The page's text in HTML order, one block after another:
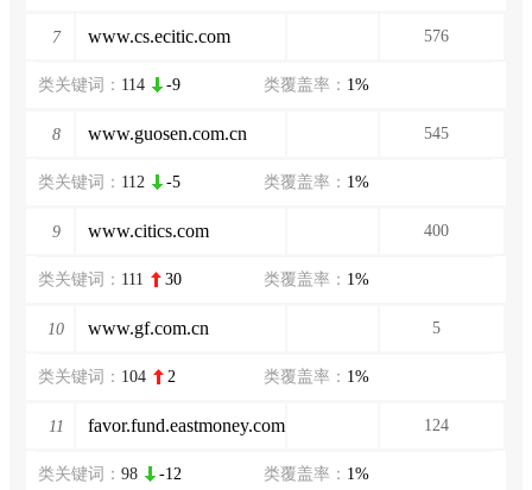
7 www.cs.ecitic.com 576
类关键词： 114 -9 类覆盖率： 1%
8 www.guosen.com.cn 545
类关键词： 112 -5 类覆盖率： 1%
9 www.citics.com 400
类关键词： 111 30 类覆盖率： 1%
10 www.gf.com.cn 5
类关键词： 104 2 类覆盖率： 1%
11 favor.fund.eastmoney.com 124
类关键词： 98 -12 类覆盖率： 1%